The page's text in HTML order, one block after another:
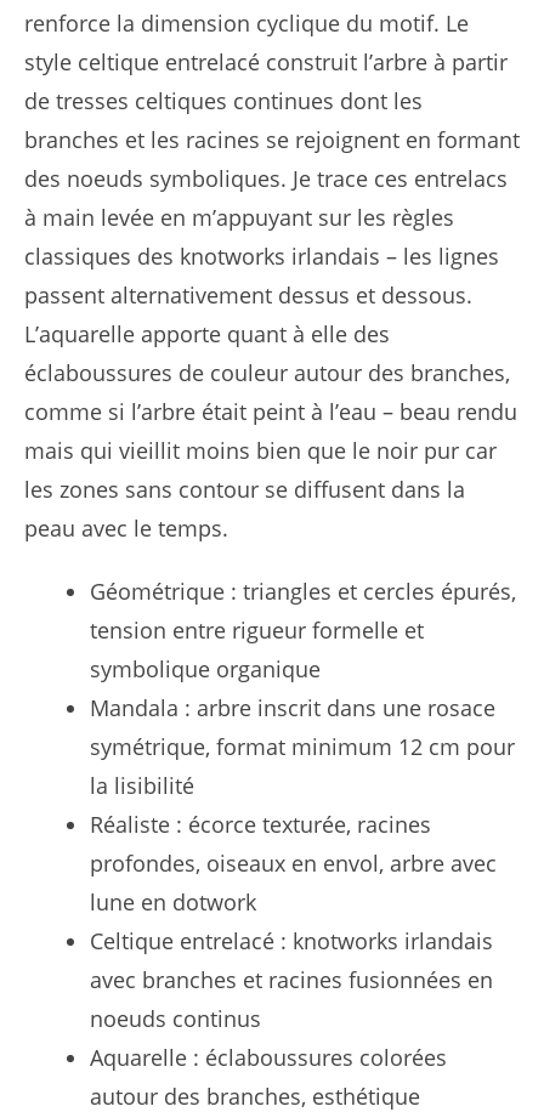
renforce la dimension cyclique du motif. Le
style celtique entrelacé construit l’arbre à partir
de tresses celtiques continues dont les
branches et les racines se rejoignent en formant
des noeuds symboliques. Je trace ces entrelacs
à main levée en m’appuyant sur les règles
classiques des knotworks irlandais – les lignes
passent alternativement dessus et dessous.
L’aquarelle apporte quant à elle des
éclaboussures de couleur autour des branches,
comme si l’arbre était peint à l’eau – beau rendu
mais qui vieillit moins bien que le noir pur car
les zones sans contour se diffusent dans la
peau avec le temps.
Géométrique : triangles et cercles épurés,
tension entre rigueur formelle et
symbolique organique
Mandala : arbre inscrit dans une rosace
symétrique, format minimum 12 cm pour
la lisibilité
Réaliste : écorce texturée, racines
profondes, oiseaux en envol, arbre avec
lune en dotwork
Celtique entrelacé : knotworks irlandais
avec branches et racines fusionnées en
noeuds continus
Aquarelle : éclaboussures colorées
autour des branches, esthétique